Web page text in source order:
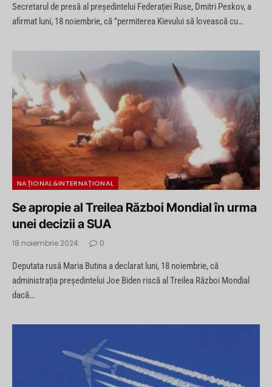
Secretarul de presă al președintelui Federației Ruse, Dmitri Peskov, a
afirmat luni, 18 noiembrie, că ”permiterea Kievului să lovească cu…
NAȚIONAL&INTERNAȚIONAL
Se apropie al Treilea Război Mondial în urma
unei decizii a SUA
18 noiembrie 2024 0
Deputata rusă Maria Butina a declarat luni, 18 noiembrie, că
administrația președintelui Joe Biden riscă al Treilea Război Mondial
dacă…